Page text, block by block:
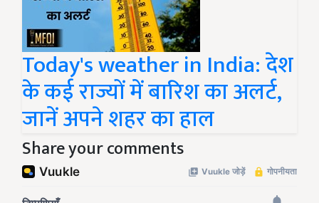
Today's weather in India: देश
के कई राज्यों में बारिश का अलर्ट,
जानें अपने शहर का हाल
Share your comments